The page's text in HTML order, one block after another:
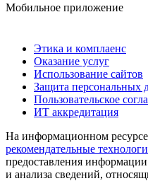
Мобильное приложение
Этика и комплаенс
Оказание услуг
Использование сайтов
Защита персональных
Пользовательское
ИТ аккредитация
На информационном
рекомендательные
предоставления
и анализа сведений,